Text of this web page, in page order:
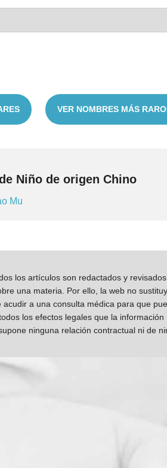
VER NOMBRES MÁS
Niño de origen Chino
Mu
los artículos son redactados y
una materia. Por ello, la web no
a una consulta médica para que
los efectos legales que la
ninguna relación contractual ni de